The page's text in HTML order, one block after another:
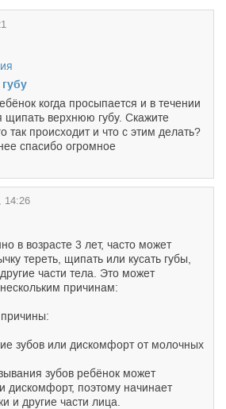
когда просыпается и в течении
щипать верхнюю губу. Скажите
так происходит и что с этим делать?
спасибо огромное
14:26
в возрасте 3 лет, часто может
тереть, щипать или кусать губы,
части тела. Это может
причинам:
зубов или дискомфорт от молочных
зубов ребёнок может
дискомфорт, поэтому начинает
и другие части лица.